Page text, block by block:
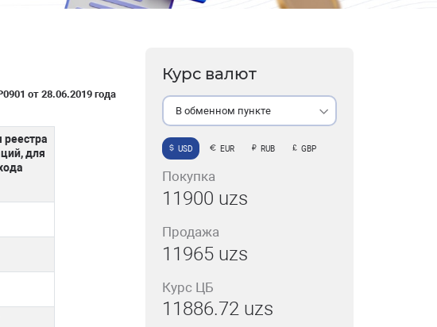
от 28.06.2019 года
для
Курс валют
В обменном пункте
USD EUR RUB GBP
Покупка
11900 uzs
Продажа
11965 uzs
Курс ЦБ
11886.72 uzs